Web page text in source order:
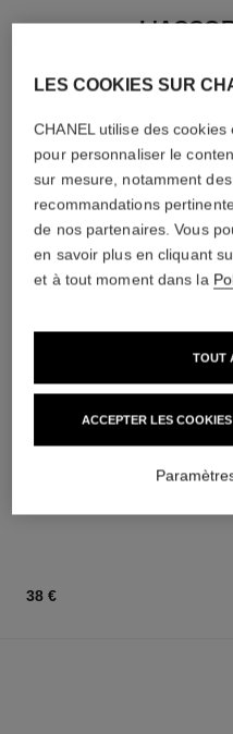
n°5
La Crème Corps
95 €
AJOUTER AU PANIER
38 €
LES COOKIES SUR
CHANEL utilise des
pour personnaliser le
sur mesure, notamment
recommandations
de nos partenaires. Vous
en savoir plus en cliquant
et à tout moment dans la
ACCEPTER LES
TOUT